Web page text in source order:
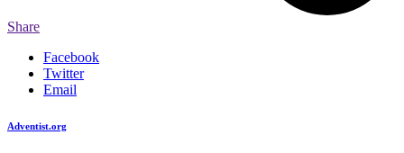
Share
Facebook
Twitter
Email
Adventist.org